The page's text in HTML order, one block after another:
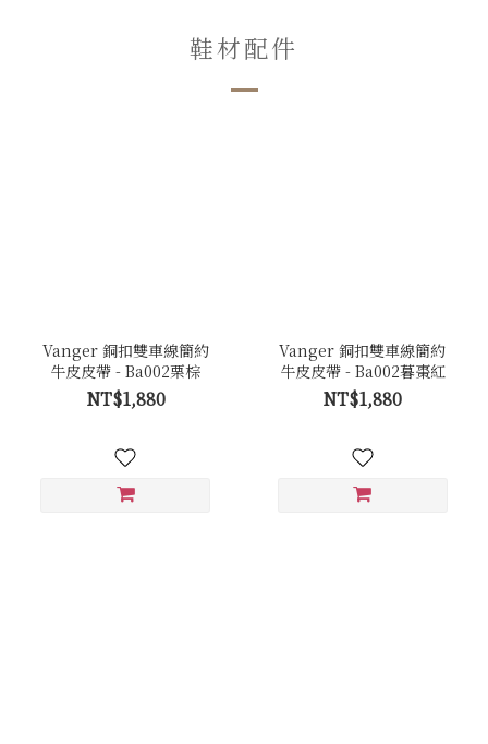
鞋材配件
Vanger 銅扣雙車線簡約
牛皮皮帶 - Ba002栗棕
NT$1,880
Vanger 銅扣雙車線簡約
牛皮皮帶 - Ba002暮棗紅
NT$1,880